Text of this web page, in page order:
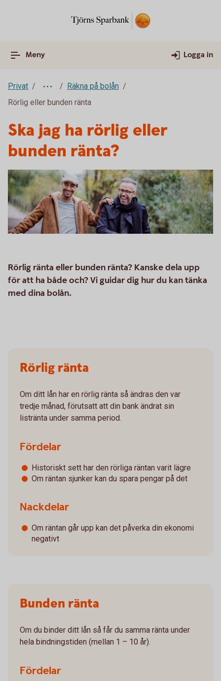
Meny Logga in
Privat
Räkna på bolån
Rörlig eller bunden ränta
Ska jag ha rörlig eller
bunden ränta?
Rörlig ränta eller bunden ränta? Kanske dela upp
för att ha både och? Vi guidar dig hur du kan tänka
med dina bolån.
Rörlig ränta
Om ditt lån har en rörlig ränta så ändras den var
tredje månad, förutsatt att din bank ändrat sin
listränta under samma period.
Fördelar
Historiskt sett har den rörliga räntan varit lägre
Om räntan sjunker kan du spara pengar på det
Nackdelar
Om räntan går upp kan det påverka din ekonomi
negativt
Bunden ränta
Om du binder ditt lån så får du samma ränta under
hela bindningstiden (mellan 1 – 10 år).
Fördelar